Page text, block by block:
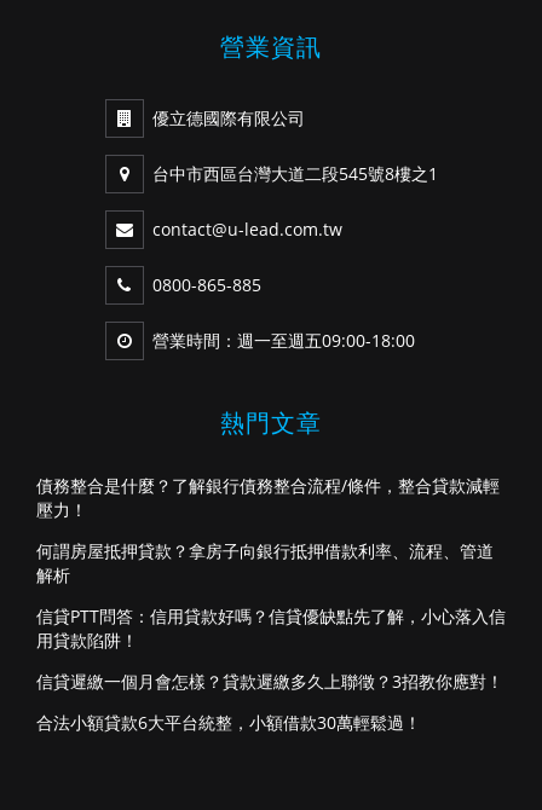
營業資訊
優立德國際有限公司
台中市西區台灣大道二段545號8樓之1
contact@u-lead.com.tw
0800-865-885
營業時間：週一至週五09:00-18:00
熱門文章
債務整合是什麼？了解銀行債務整合流程/條件，整合貸款減輕
壓力！
何謂房屋抵押貸款？拿房子向銀行抵押借款利率、流程、管道
解析
信貸PTT問答：信用貸款好嗎？信貸優缺點先了解，小心落入信
用貸款陷阱！
信貸遲繳一個月會怎樣？貸款遲繳多久上聯徵？3招教你應對！
合法小額貸款6大平台統整，小額借款30萬輕鬆過！